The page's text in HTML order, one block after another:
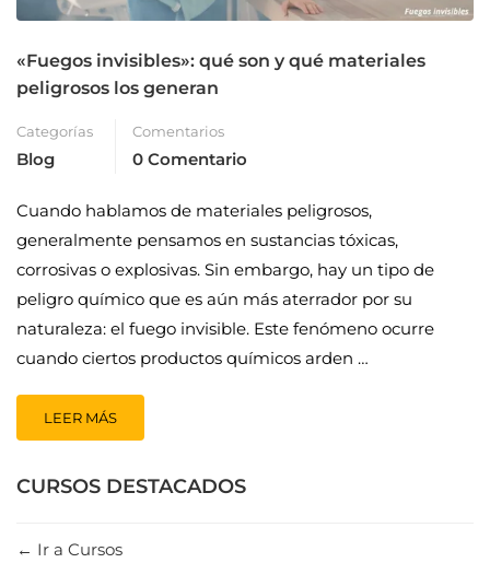
«Fuegos invisibles»: qué son y qué materiales
peligrosos los generan
Categorías
Blog
Comentarios
0 Comentario
Cuando hablamos de materiales peligrosos,
generalmente pensamos en sustancias tóxicas,
corrosivas o explosivas. Sin embargo, hay un tipo de
peligro químico que es aún más aterrador por su
naturaleza: el fuego invisible. Este fenómeno ocurre
cuando ciertos productos químicos arden …
LEER MÁS
CURSOS DESTACADOS
Ir a Cursos